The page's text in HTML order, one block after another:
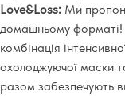
Love&Loss: Ми
домашньому форматі!
комбінація
охолоджуючої маски
разом забезпечують